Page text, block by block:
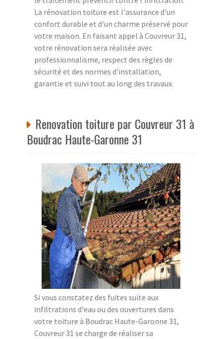
La rénovation toiture est l'assurance d'un
confort durable et d'un charme préservé pour
votre maison. En faisant appel à Couvreur 31,
votre rénovation sera réalisée avec
professionnalisme, respect des règles de
sécurité et des normes d'installation,
garantie et suivi tout au long des travaux.
Renovation toiture par Couvreur 31 à
Boudrac Haute-Garonne 31
Si vous constatez des fuites suite aux
infiltrations d'eau ou des ouvertures dans
votre toiture à Boudrac Haute-Garonne 31,
Couvreur 31 se charge de réaliser sa